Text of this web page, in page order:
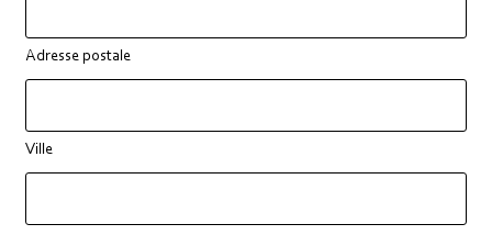
Adresse postale
Ville